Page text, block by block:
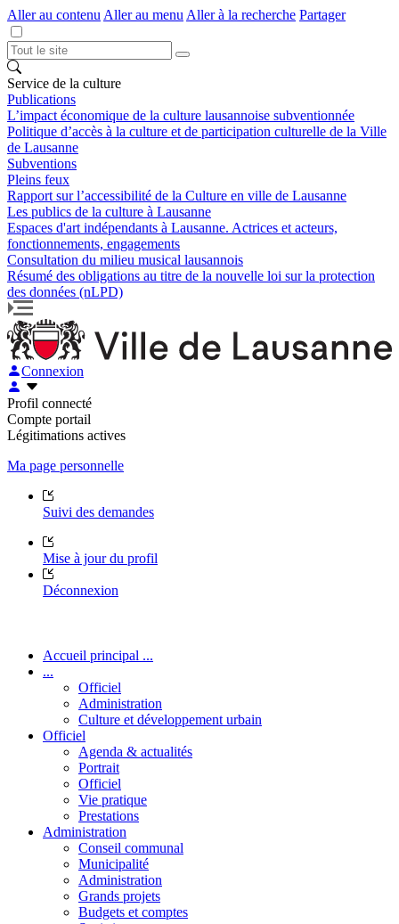
Aller au contenu Aller au menu Aller à la recherche Partager
Service de la culture
Publications
L’impact économique de la culture lausannoise subventionnée
Politique d’accès à la culture et de participation culturelle de la Ville
de Lausanne
Subventions
Pleins feux
Rapport sur l’accessibilité de la Culture en ville de Lausanne
Les publics de la culture à Lausanne
Espaces d'art indépendants à Lausanne. Actrices et acteurs,
fonctionnements, engagements
Consultation du milieu musical lausannois
Résumé des obligations au titre de la nouvelle loi sur la protection
des données (nLPD)
Connexion
Profil connecté
Compte portail
Légitimations actives
Ma page personnelle
Suivi des demandes
Mise à jour du profil
Déconnexion
Accueil principal ...
...
Officiel
Administration
Culture et développement urbain
Officiel
Agenda & actualités
Portrait
Officiel
Vie pratique
Prestations
Administration
Conseil communal
Municipalité
Administration
Grands projets
Budgets et comptes